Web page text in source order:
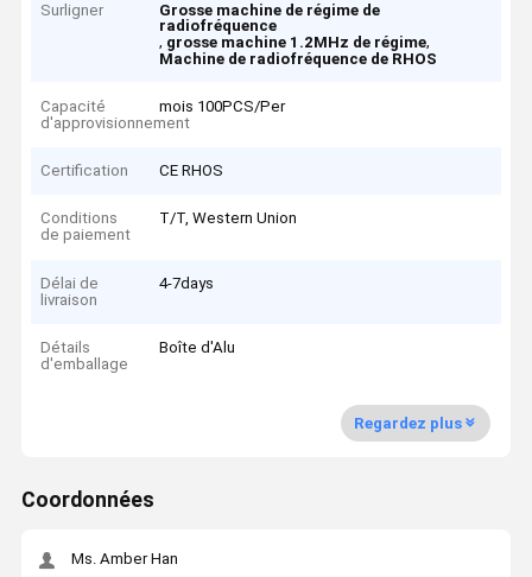
Surligner
Grosse machine de régime de
radiofréquence
, grosse machine 1.2MHz de régime,
Machine de radiofréquence de RHOS
Capacité
d'approvisionnement
mois 100PCS/Per
Certification CE RHOS
Conditions
de paiement
T/T, Western Union
Délai de
livraison
4-7days
Détails
d'emballage
Boîte d'Alu
Regardez plus
Coordonnées
Ms. Amber Han